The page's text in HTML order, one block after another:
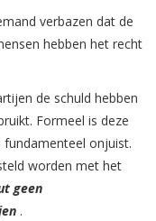
verbazen dat de
hebben het recht
de schuld hebben
Formeel is deze
fundamenteel onjuist.
worden met het
geen
.